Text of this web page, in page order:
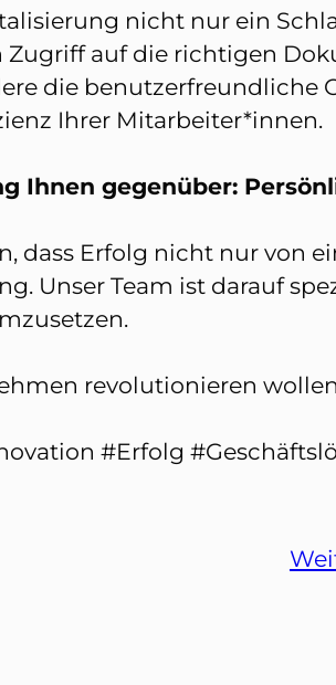
nicht nur ein
Zugriff auf die richtigen
die benutzerfreundliche
Ihrer Mitarbeiter*innen.
Ihnen gegenüber:
dass Erfolg nicht nur von
Unser Team ist darauf
revolutionieren
#Erfolg